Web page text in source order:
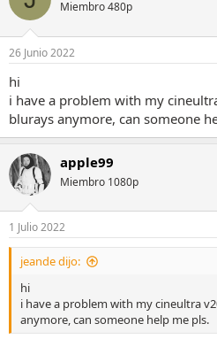
Miembro 480p
26 Junio 2022
hi
i have a problem with my
blurays anymore, can someone
apple99
Miembro 1080p
1 Julio 2022
jeande dijo:
hi
i have a problem with my cineultra
anymore, can someone help me pls.